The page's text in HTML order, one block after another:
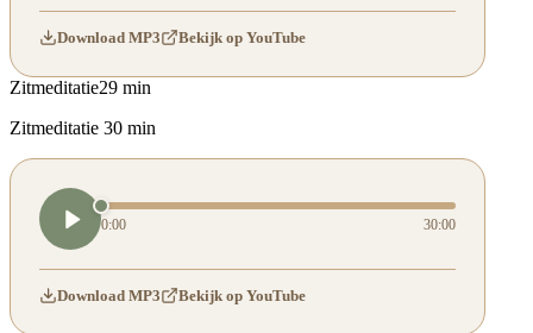
Download MP3 Bekijk op YouTube
Zitmeditatie29 min
Zitmeditatie 30 min
0:00 30:00
Download MP3 Bekijk op YouTube